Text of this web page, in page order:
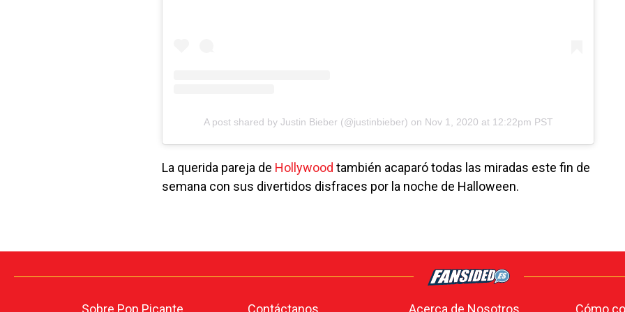
A post shared by Justin Bieber (@justinbieber) on Nov 1, 2020 at 12:22pm PST
La querida pareja de Hollywood también acaparó todas las miradas este fin de
semana con sus divertidos disfraces por la noche de Halloween.
Sobre Pop Picante Contáctanos Acerca de Nosotros Cómo